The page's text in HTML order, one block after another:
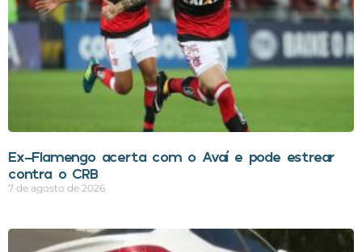
Ex-Flamengo acerta com o Avaí e pode estrear
contra o CRB
7 de agosto de 2026